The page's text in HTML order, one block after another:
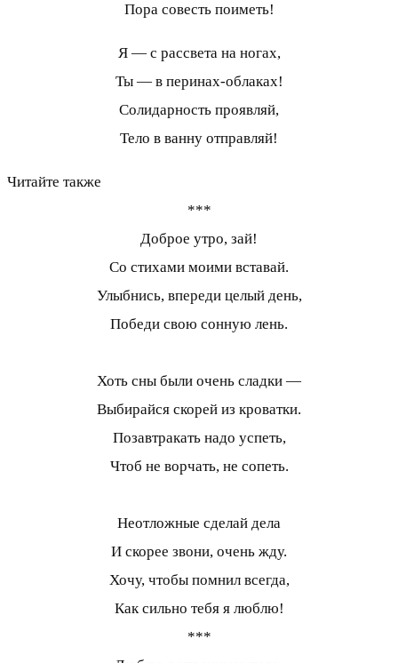
Пора совесть поиметь!
Я — с рассвета на ногах,
Ты — в перинах-облаках!
Солидарность проявляй,
Тело в ванну отправляй!
Читайте также
***
Доброе утро, зай!
Со стихами моими вставай.
Улыбнись, впереди целый день,
Победи свою сонную лень.
Хоть сны были очень сладки —
Выбирайся скорей из кроватки.
Позавтракать надо успеть,
Чтоб не ворчать, не сопеть.
Неотложные сделай дела
И скорее звони, очень жду.
Хочу, чтобы помнил всегда,
Как сильно тебя я люблю!
***